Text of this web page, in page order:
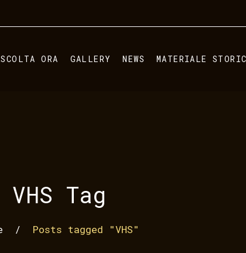
ORA GALLERY NEWS MATERIALE
VHS Tag
/ Posts tagged "VHS"